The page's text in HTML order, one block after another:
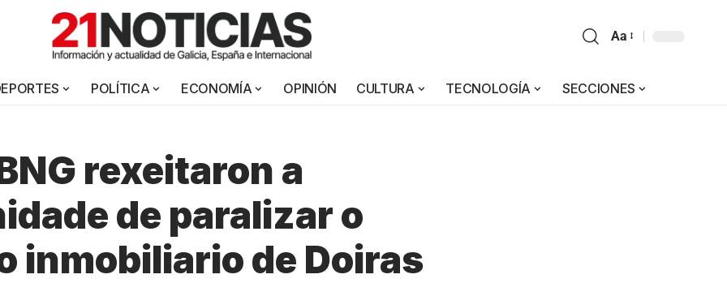
Aa
POLÍTICA ECONOMÍA OPINIÓN CULTURA TECNOLOGÍA SECCIONES
rexeitaron a
de paralizar o
inmobiliario de Doiras